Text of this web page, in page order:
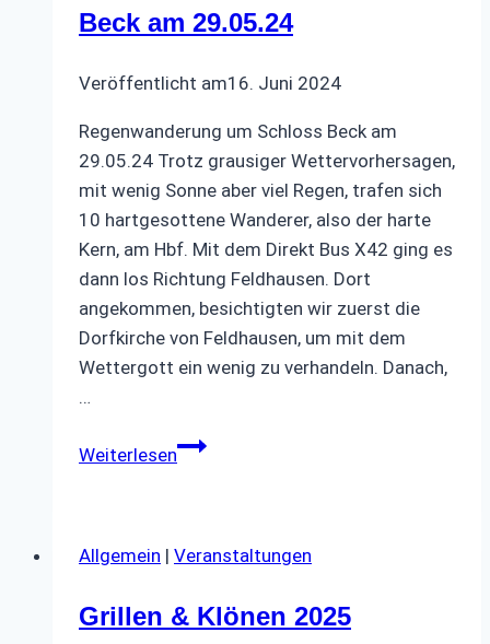
Beck am 29.05.24
Veröffentlicht am16. Juni 2024
Regenwanderung um Schloss Beck am
29.05.24 Trotz grausiger Wettervorhersagen,
mit wenig Sonne aber viel Regen, trafen sich
10 hartgesottene Wanderer, also der harte
Kern, am Hbf. Mit dem Direkt Bus X42 ging es
dann los Richtung Feldhausen. Dort
angekommen, besichtigten wir zuerst die
Dorfkirche von Feldhausen, um mit dem
Wettergott ein wenig zu verhandeln. Danach,
…
WeiterlesenRegenwanderung
am
Allgemein | Veranstaltungen
Grillen & Klönen 2025